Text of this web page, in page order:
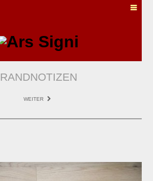
RANDNOTIZEN
WEITER